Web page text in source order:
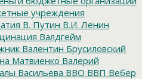
учреждения
В. Путин В.И. Ленин
Валдгейм
Валентин Брусиловский
Матвиенко Валерий
Васильева ВВО ВВП Вебер